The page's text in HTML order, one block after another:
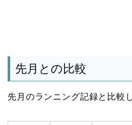
先月との比較
先月のランニング記録と比較